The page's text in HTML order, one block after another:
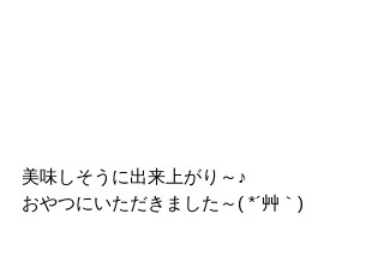
美味しそうに出来上がり～♪
おやつにいただきました～( *´艸｀)